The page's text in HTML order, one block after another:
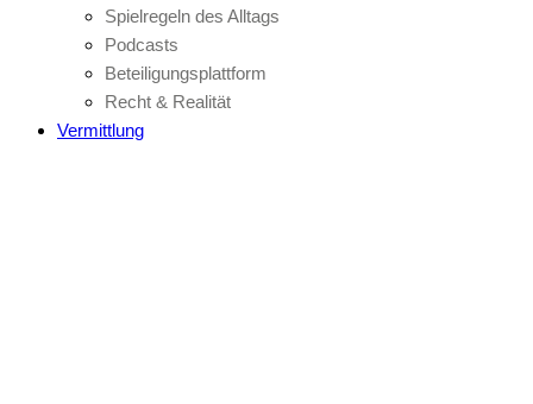
Spielregeln des Alltags
Podcasts
Beteiligungsplattform
Recht & Realität
Vermittlung